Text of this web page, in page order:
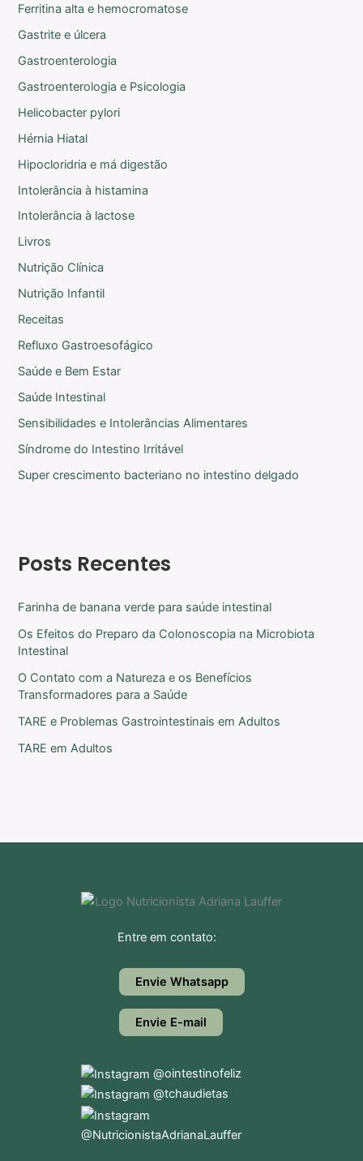
Ferritina alta e hemocromatose
Gastrite e úlcera
Gastroenterologia
Gastroenterologia e Psicologia
Helicobacter pylori
Hérnia Hiatal
Hipocloridria e má digestão
Intolerância à histamina
Intolerância à lactose
Livros
Nutrição Clínica
Nutrição Infantil
Receitas
Refluxo Gastroesofágico
Saúde e Bem Estar
Saúde Intestinal
Sensibilidades e Intolerâncias Alimentares
Síndrome do Intestino Irritável
Super crescimento bacteriano no intestino delgado
Posts Recentes
Farinha de banana verde para saúde intestinal
Os Efeitos do Preparo da Colonoscopia na Microbiota
Intestinal
O Contato com a Natureza e os Benefícios
Transformadores para a Saúde
TARE e Problemas Gastrointestinais em Adultos
TARE em Adultos
Entre em contato:
Envie Whatsapp
Envie E-mail
@ointestinofeliz
@tchaudietas
@NutricionistaAdrianaLauffer